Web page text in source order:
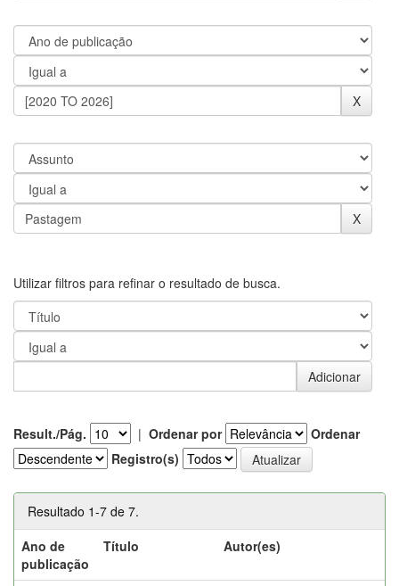
Utilizar filtros para refinar o resultado de busca.
Result./Pág. | Ordenar por
Ordenar
Registro(s)
Resultado 1-7 de 7.
Ano de
publicação
Título Autor(es)